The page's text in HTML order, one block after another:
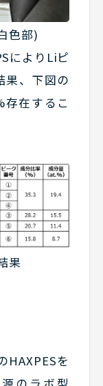
色部)
によりLiピ
果、下図の
在するこ
果
HAXPESを